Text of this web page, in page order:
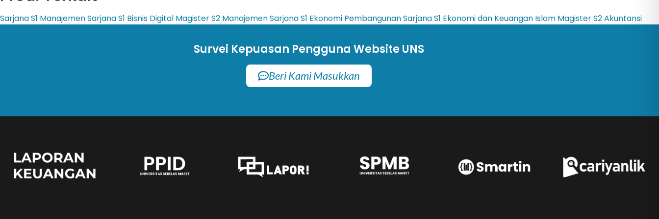
SarjanaS1 ManajemenSarjanaS1 Bisnis Digital MagisterS2 ManajemenSarjanaS1 Ekonomi PembangunanSarjanaS1 Ekonomi dan Keuangan Islam MagisterS2 Akuntansi
Survei Kepuasan Pengguna Website UNS
Beri Kami Masukkan